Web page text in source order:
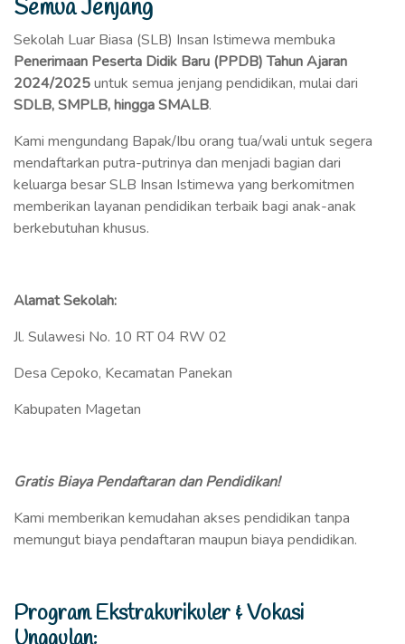
Semua Jenjang
Sekolah Luar Biasa (SLB) Insan Istimewa membuka
Penerimaan Peserta Didik Baru (PPDB) Tahun Ajaran
2024/2025untuk semua jenjang pendidikan, mulai dari
SDLB, SMPLB, hingga SMALB.
Kami mengundang Bapak/Ibu orang tua/wali untuk segera
mendaftarkan putra-putrinya dan menjadi bagian dari
keluarga besar SLB Insan Istimewa yang berkomitmen
memberikan layanan pendidikan terbaik bagi anak-anak
berkebutuhan khusus.
Alamat Sekolah:
Jl. Sulawesi No. 10 RT 04 RW 02
Desa Cepoko, Kecamatan Panekan
Kabupaten Magetan
Gratis Biaya Pendaftaran dan Pendidikan!
Kami memberikan kemudahan akses pendidikan tanpa
memungut biaya pendaftaran maupun biaya pendidikan.
Program Ekstrakurikuler & Vokasi